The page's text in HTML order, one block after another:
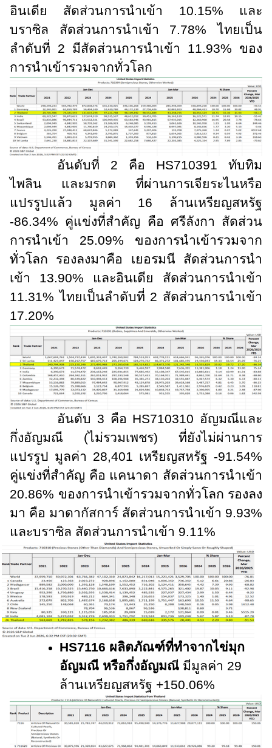
อินเดีย สัดส่วนการนำเข้า 10.15% และ
บราซิล สัดส่วนการนำเข้า 7.78% ไทยเป็น
ลำดับที่ 2 มีสัดส่วนการนำเข้า 11.93% ของ
การนำเข้ารวมจากทั่วโลก
อันดับที่ 2 คือ HS710391 ทับทิม
ไพลิน และมรกต ที่ผ่านการเจียระไนหรือ
แปรรูปแล้ว มูลค่า 16 ล้านเหรียญสหรัฐ
-86.34% คู่แข่งที่สำคัญ คือ ศรีลังกา สัดส่วน
การนำเข้า 25.09% ของการนำเข้ารวมจาก
ทั่วโลก รองลงมาคือ เยอรมนี สัดส่วนการนำ
เข้า 13.90% และอินเดีย สัดส่วนการนำเข้า
11.31% ไทยเป็นลำดับที่ 2 สัดส่วนการนำเข้า
17.20%
อันดับ 3 คือ HS710310 อัญมณีและ
กึ่งอัญมณี (ไม่รวมเพชร) ที่ยังไม่ผ่านการ
แปรรูป มูลค่า 28,401 เหรียญสหรัฐ -91.54%
คู่แข่งที่สำคัญ คือ แคนาดา สัดส่วนการนำเข้า
20.86% ของการนำเข้ารวมจากทั่วโลก รองลง
มา คือ มาดากัสการ์ สัดส่วนการนำเข้า 9.93%
และบราซิล สัดส่วนการนำเข้า 9.11%
HS7116 ผลิตภัณฑ์ที่ทำจากไข่มุก
อัญมณี หรือกึ่งอัญมณ ี มีมูลค่า 29
ล้านเหรียญสหรัฐ +150.06%